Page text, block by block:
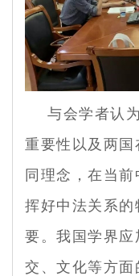
与会学者认
重要性以及两
同理念，在当
挥好中法关系
要。我国学界
交、文化等方